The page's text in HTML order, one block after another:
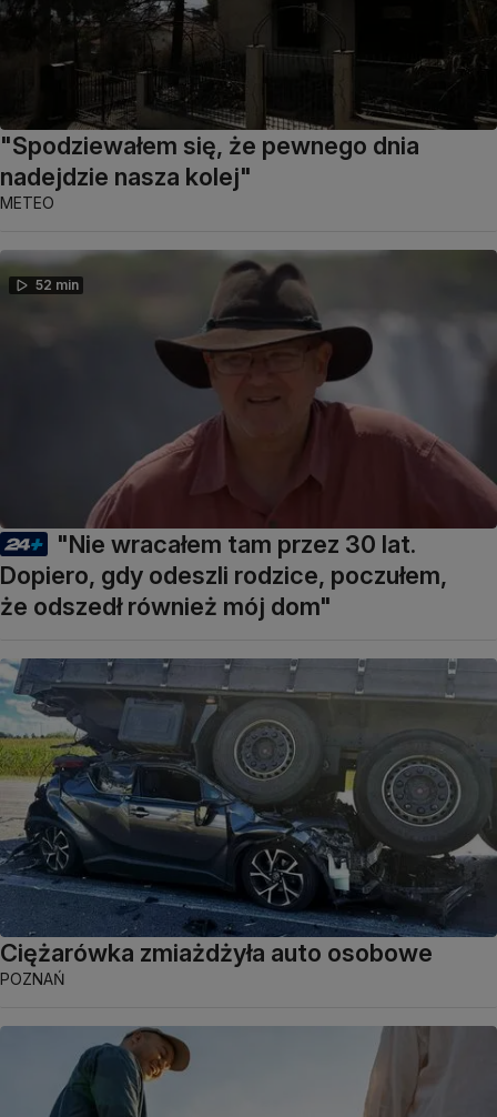
"Spodziewałem się, że pewnego dnia
nadejdzie nasza kolej"
METEO
52 min
"Nie wracałem tam przez 30 lat.
Dopiero, gdy odeszli rodzice, poczułem,
że odszedł również mój dom"
Ciężarówka zmiażdżyła auto osobowe
POZNAŃ